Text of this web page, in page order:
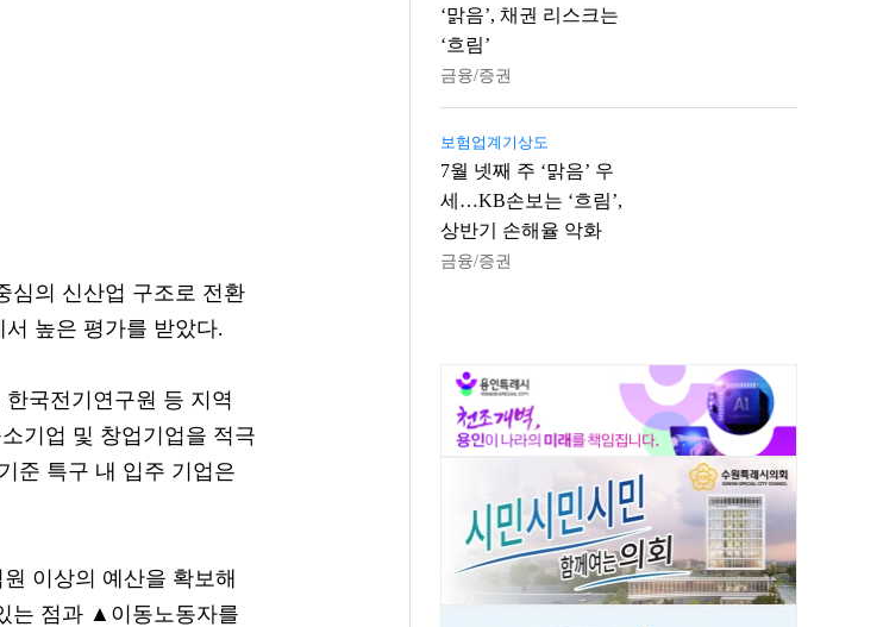
심의 신산업 구조로 전환
서 높은 평가를 받았다.
국전기연구원 등 지역
기업 및 창업기업을 적극
준 특구 내 입주 기업은
이상의 예산을 확보해
는 점과 ▲이동노동자를
‘맑음’, 채권 리스크는
‘흐림’
금융/증권
보험업계기상도
7월 넷째 주 ‘맑음’ 우
세…KB손보는 ‘흐림’,
상반기 손해율 악화
금융/증권